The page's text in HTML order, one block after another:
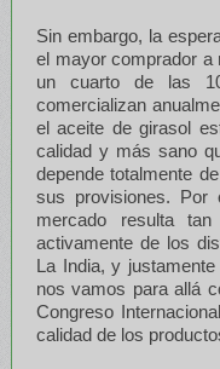
Sin embargo, la
el mayor comprador a
un cuarto de las
comercializan
el aceite de girasol
calidad y más sano
depende totalmente
sus provisiones. Por
mercado resulta tan
activamente de los
La India, y
nos vamos para allá
Congreso
calidad de los